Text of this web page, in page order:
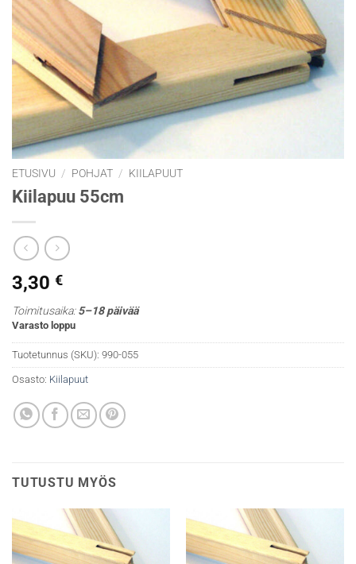
ETUSIVU / POHJAT / KIILAPUUT
Kiilapuu 55cm
3,30 €
Toimitusaika:5–18 päivää
Varasto loppu
Tuotetunnus (SKU): 990-055
Osasto: Kiilapuut
TUTUSTU MYÖS